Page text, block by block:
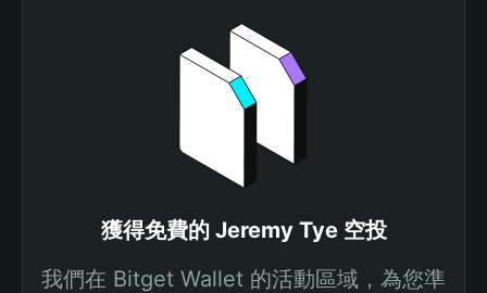
獲得免費的 Jeremy Tye 空投
我們在 Bitget Wallet 的活動區域，為您準